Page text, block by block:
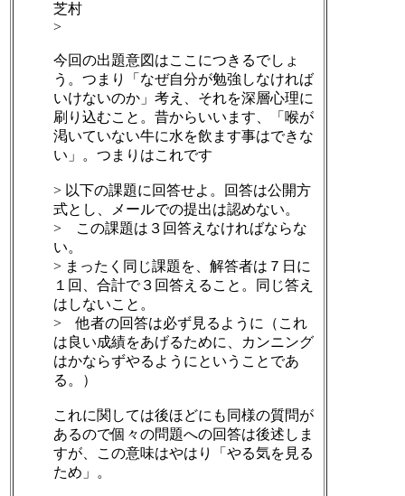
芝村
>
今回の出題意図はここにつきるでしょ
う。つまり「なぜ自分が勉強しなければ
いけないのか」考え、それを深層心理に
刷り込むこと。昔からいいます、「喉が
渇いていない牛に水を飲ます事はできな
い」。つまりはこれです
> 以下の課題に回答せよ。回答は公開方
式とし、メールでの提出は認めない。
> この課題は３回答えなければならな
い。
> まったく同じ課題を、解答者は７日に
１回、合計で３回答えること。同じ答え
はしないこと。
> 他者の回答は必ず見るように（これ
は良い成績をあげるために、カンニング
はかならずやるようにということであ
る。）
これに関しては後ほどにも同様の質問が
あるので個々の問題への回答は後述しま
すが、この意味はやはり「やる気を見る
ため」。